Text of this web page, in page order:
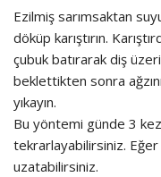
Ezilmiş sarımsaktan
döküp karıştırın.
çubuk batırarak diş
beklettikten sonra
yıkayın.
Bu yöntemi günde 3
tekrarlayabilirsiniz. Eğer
uzatabilirsiniz.